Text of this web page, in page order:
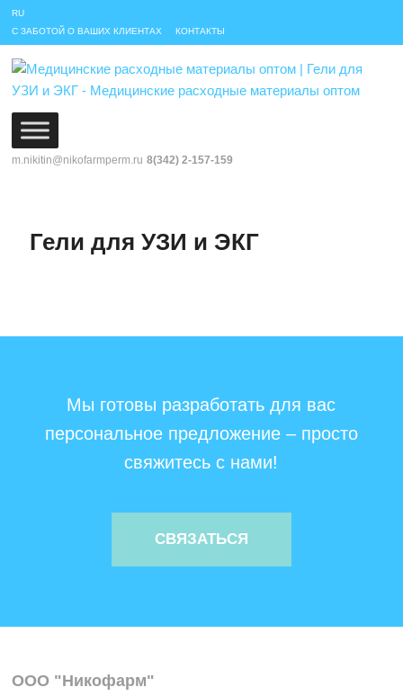
RU
С ЗАБОТОЙ О ВАШИХ КЛИЕНТАХ
КОНТАКТЫ
m.nikitin@nikofarmperm.ru 8(342) 2-157-159
Гели для УЗИ и ЭКГ
Мы готовы разработать для вас
персональное предложение – просто
свяжитесь с нами!
СВЯЗАТЬСЯ
ООО "Никофарм"